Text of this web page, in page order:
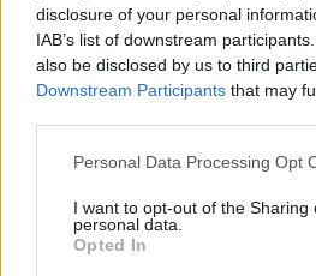
disclosure of your personal
IAB’s list of downstream
also be disclosed by us to third
Downstream Participants that may
Please note that this website/app
not limited to your visit or usage
grant or deny consent to Google
use your data for below specified
Personal Data Processing Opt
I want to opt-out of the Sharing
personal data.
Opted In